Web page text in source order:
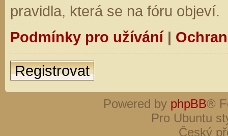
pravidla, která se na fóru objeví.
Podmínky pro užívání|
Registrovat
Powered by phpBB®
Pro Ubuntu
Český